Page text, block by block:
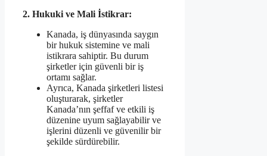
2. Hukuki ve Mali İstikrar:
Kanada, iş dünyasında saygın
bir hukuk sistemine ve mali
istikrara sahiptir. Bu durum
şirketler için güvenli bir iş
ortamı sağlar.
Ayrıca, Kanada şirketleri listesi
oluşturarak, şirketler
Kanada’nın şeffaf ve etkili iş
düzenine uyum sağlayabilir ve
işlerini düzenli ve güvenilir bir
şekilde sürdürebilir.